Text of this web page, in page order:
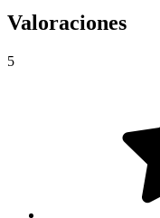
Valoraciones
5